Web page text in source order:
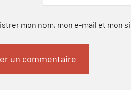
mon nom, mon e-mail et mon